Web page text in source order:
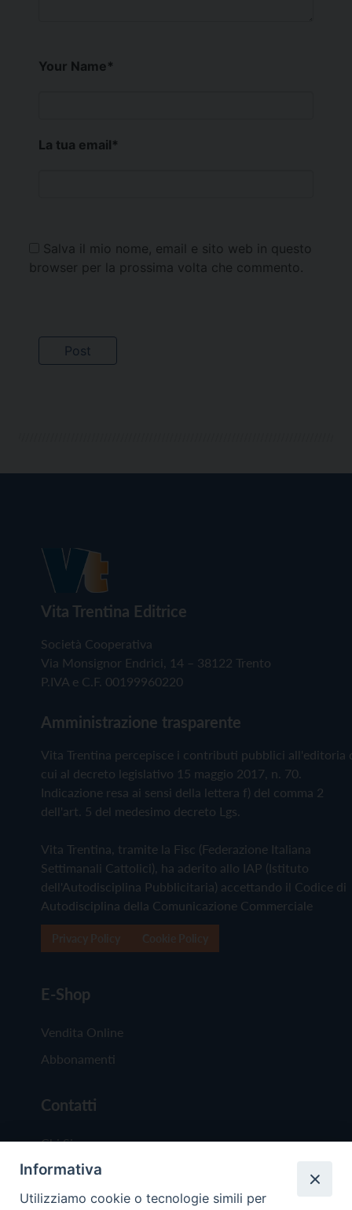
Your Name*
La tua email*
Salva il mio nome, email e sito web in questo
browser per la prossima volta che commento.
Vita Trentina Editrice
Società Cooperativa
Via Monsignor Endrici, 14 – 38122 Trento
P.IVA e C.F. 00199960220
Amministrazione trasparente
Vita Trentina percepisce i contributi pubblici all'editoria
cui al decreto legislativo 15 maggio 2017, n. 70.
Indicazione resa ai sensi della lettera f) del comma 2
dell'art. 5 del medesimo decreto Lgs.
Vita Trentina, tramite la Fisc (Federazione Italiana
Settimanali Cattolici), ha aderito allo IAP (Istituto
dell'Autodisciplina Pubblicitaria) accettando il Codice di
Autodisciplina della Comunicazione Commerciale
E-Shop
Vendita Online
Abbonamenti
Contatti
Chi Siamo
Redazione
Scrivici
Informativa
Utilizziamo cookie o tecnologie simili per